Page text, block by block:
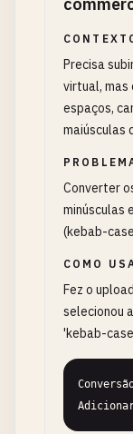
Precisa
virtual, mas
espaços,
maiúsculas
Converter
minúsculas
(kebab-
COMO
Fez o
selecionou
'kebab-